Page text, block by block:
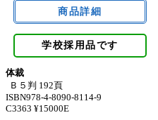
学校採用品です
体裁
Ｂ５判 192頁
ISBN978-4-8090-8114-9
C3363 ¥15000E